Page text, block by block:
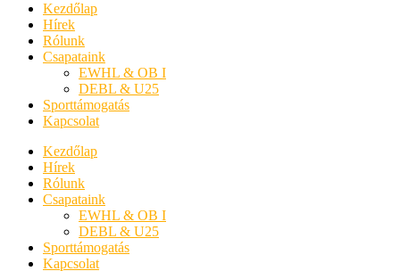
Kezdőlap
Hírek
Rólunk
Csapataink
EWHL & OB I
DEBL & U25
Sporttámogatás
Kapcsolat
Kezdőlap
Hírek
Rólunk
Csapataink
EWHL & OB I
DEBL & U25
Sporttámogatás
Kapcsolat